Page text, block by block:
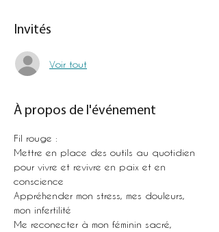
Invités
Voir tout
À propos de l'événement
Fil rouge :
Mettre en place des outils au quotidien
pour vivre et revivre en paix et en
conscience
Appréhender mon stress, mes douleurs,
mon infertilité
Me reconecter à mon féminin sacré,